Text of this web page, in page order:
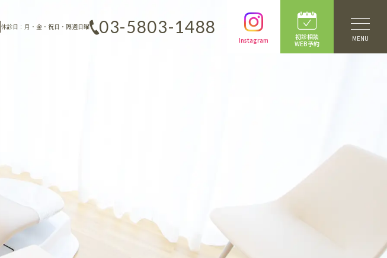
休診日：月・金・祝日・隔週日曜 03-5803-1488
Instagram
初診相談
WEB予約
MENU